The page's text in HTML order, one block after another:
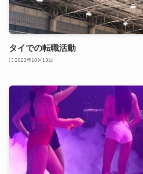
タイでの転職活動
2023年10月13日